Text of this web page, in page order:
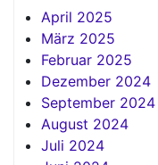
April 2025
März 2025
Februar 2025
Dezember 2024
September 2024
August 2024
Juli 2024